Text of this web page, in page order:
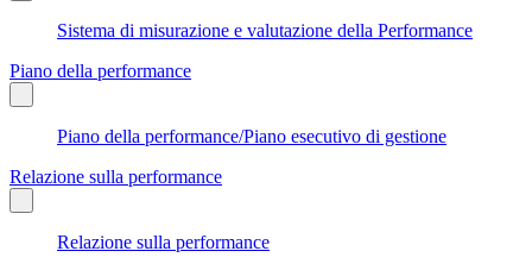
Sistema di misurazione e valutazione della Performance
Piano della performance
Piano della performance/Piano esecutivo di gestione
Relazione sulla performance
Relazione sulla performance